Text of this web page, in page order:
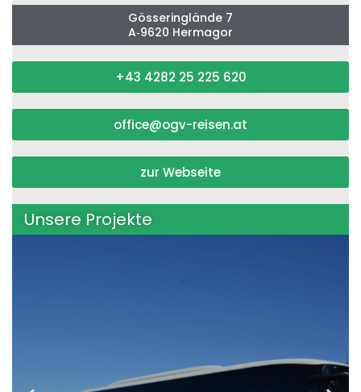
Gösseringlände 7
A‑9620 Hermagor
+43 4282 25 225 620
office@ogv-reisen.at
zur Webseite
Unsere Projekte